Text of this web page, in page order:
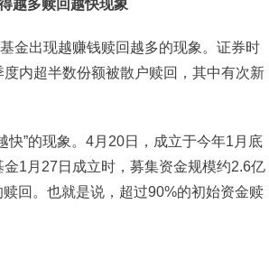
越多赎回越快现象
金出现越赚钱赎回越多的现象。证券时
内超半数份额被散户赎回，其中有次新
快”的现象。4月20日，成立于今年1月底
1月27日成立时，募集资金规模约2.6亿
回。也就是说，超过90%的初始资金赎